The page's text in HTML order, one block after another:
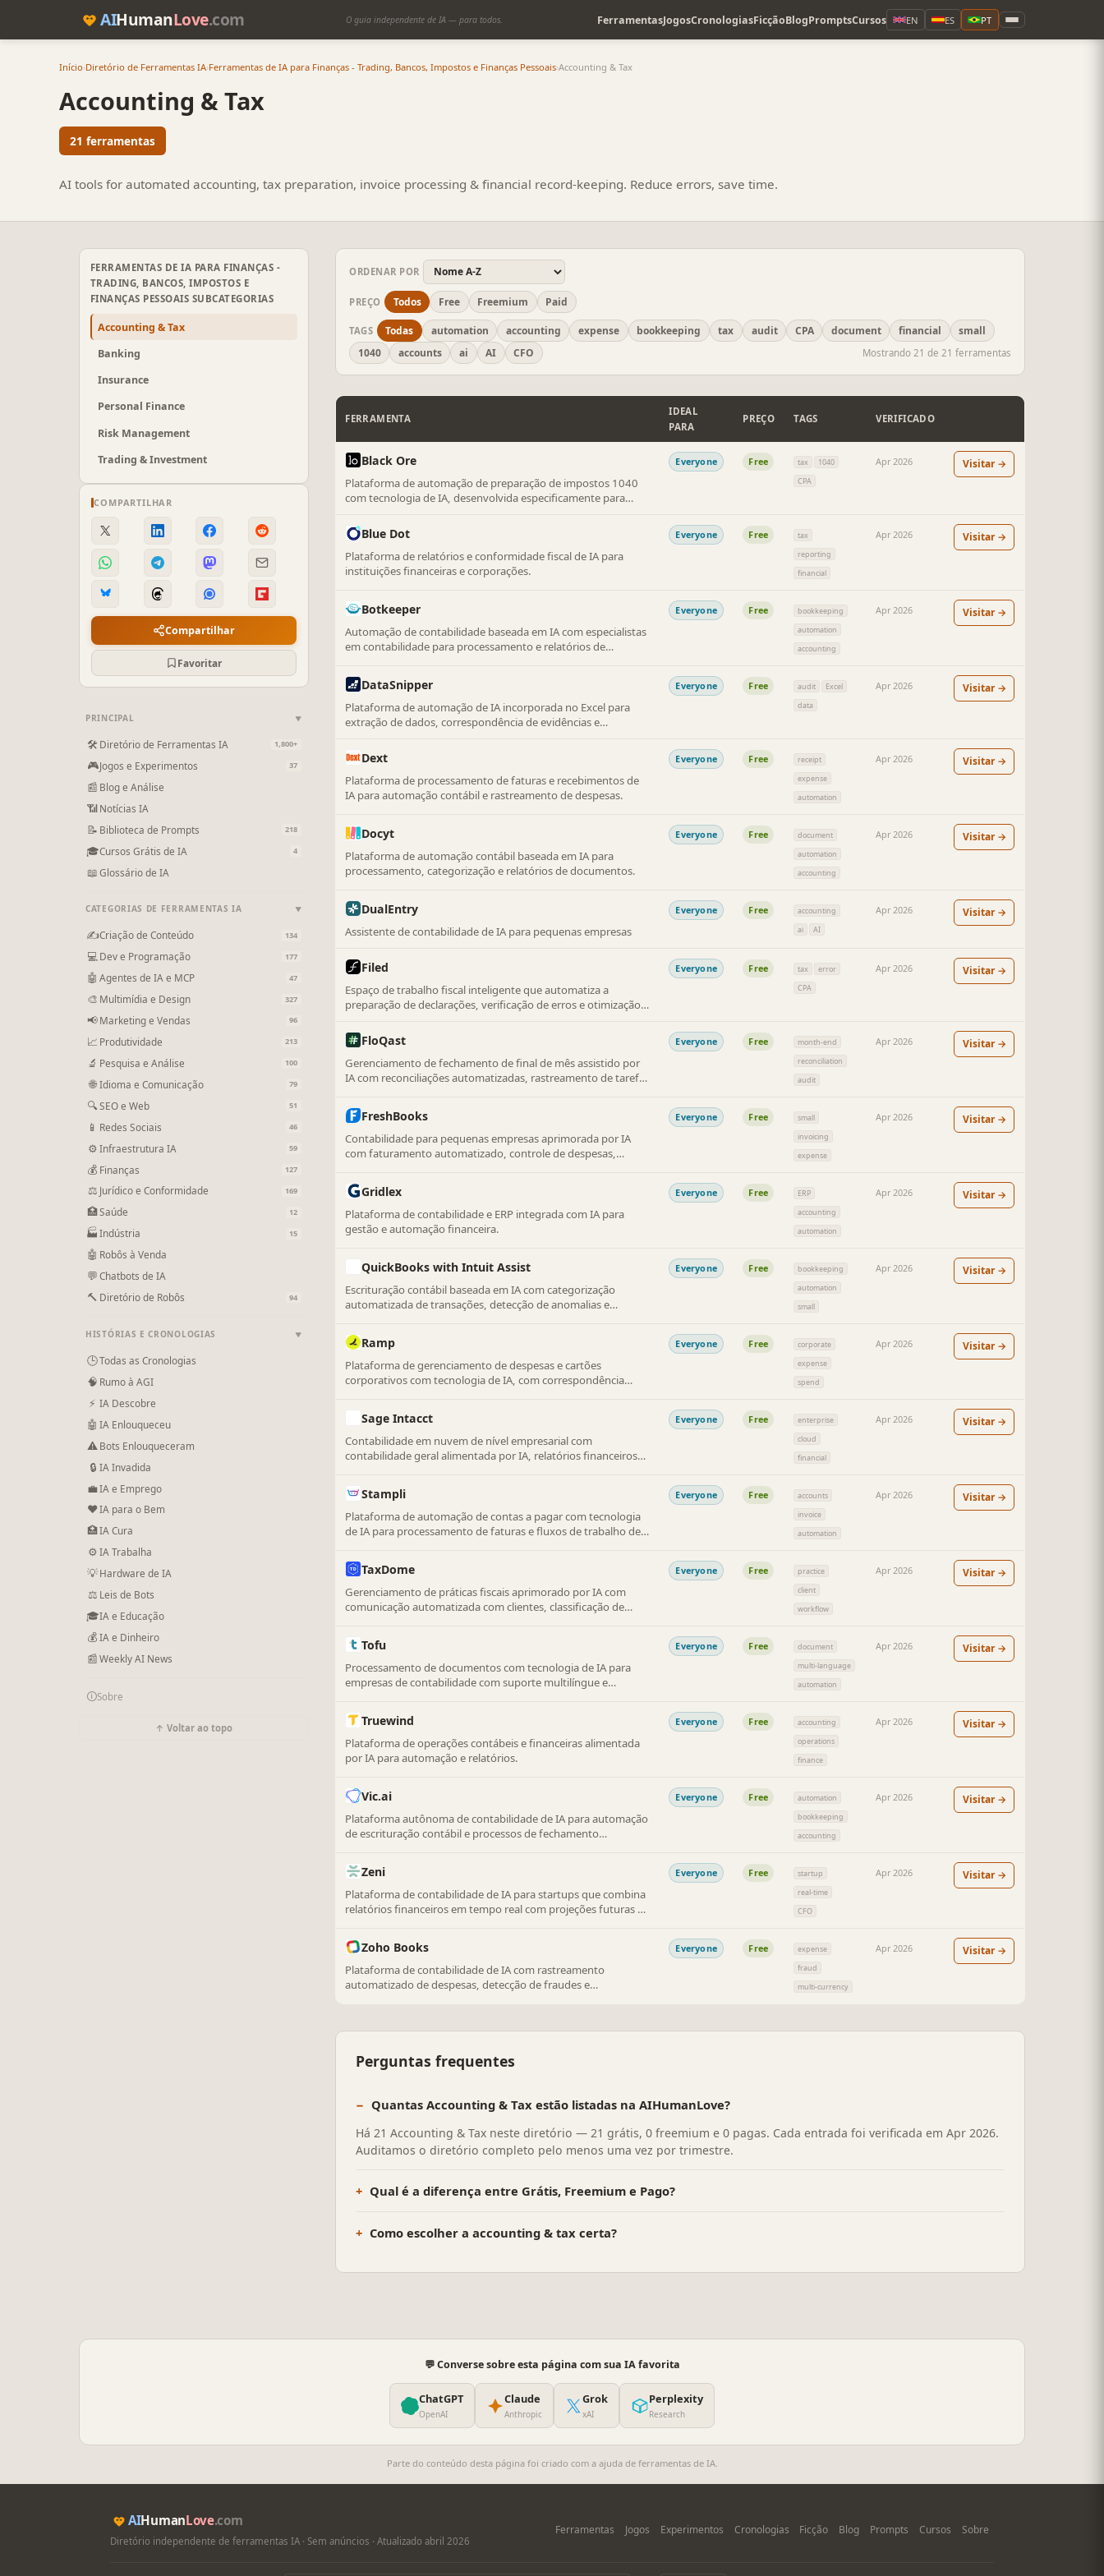
AIHumanLove.com O guia independente de IA — para todos. FerramentasJogosCronologiasFicçãoBlogPromptsCursos EN ES PT
Início›Diretório de Ferramentas IA›Ferramentas de IA para Finanças - Trading, Bancos, Impostos e Finanças Pessoais›Accounting & Tax
Accounting & Tax
21 ferramentas
AI tools for automated accounting, tax preparation, invoice processing & financial record-keeping. Reduce errors, save time.
FERRAMENTAS DE IA PARA FINANÇAS -
TRADING, BANCOS, IMPOSTOS E
FINANÇAS PESSOAIS SUBCATEGORIAS
Accounting & Tax
Banking
Insurance
Personal Finance
Risk Management
Trading & Investment
COMPARTILHAR
Compartilhar
Favoritar
PRINCIPAL ▼
🛠 Diretório de Ferramentas IA 1,800+
🎮Jogos e Experimentos 37
📰 Blog e Análise
📶Notícias IA
📝 Biblioteca de Prompts 218
🎓Cursos Grátis de IA 4
📖Glossário de IA
CATEGORIAS DE FERRAMENTAS IA ▼
✍Criação de Conteúdo 134
💻Dev e Programação 177
🤖 Agentes de IA e MCP 47
🎨 Multimídia e Design 327
📢Marketing e Vendas 96
📈 Produtividade 213
🔬 Pesquisa e Análise 100
🌐 Idioma e Comunicação 79
🔍SEO e Web 51
📱 Redes Sociais 46
⚙Infraestrutura IA 59
💰 Finanças 127
⚖ Jurídico e Conformidade 169
🏥Saúde 12
🏭Indústria 15
🤖 Robôs à Venda
💬Chatbots de IA
🔨 Diretório de Robôs 94
HISTÓRIAS E CRONOLOGIAS ▼
🕒Todas as Cronologias
🧠 Rumo à AGI
⚡ IA Descobre
🤖 IA Enlouqueceu
⚠Bots Enlouqueceram
🔒 IA Invadida
💼IA e Emprego
❤IA para o Bem
🏥IA Cura
⚙IA Trabalha
💡Hardware de IA
⚖️ Leis de Bots
🎓IA e Educação
💰IA e Dinheiro
📰Weekly AI News
🛈Sobre
↑ Voltar ao topo
ORDENAR POR
PREÇO Todos Free Freemium Paid
TAGS Todas automation accounting expense bookkeeping tax audit CPA document financial
small
1040
accounts ai AI CFO Mostrando 21 de 21 ferramentas
FERRAMENTA
IDEAL
PARA
PREÇO TAGS VERIFICADO
Black Ore
Plataforma de automação de preparação de impostos 1040
com tecnologia de IA, desenvolvida especificamente para
Everyone Free tax
1040
CPA
Apr 2026 Visitar →
Blue Dot
Plataforma de relatórios e conformidade fiscal de IA para
instituições financeiras e corporações.
Everyone Free
tax
reporting
financial
Apr 2026 Visitar →
Botkeeper
Automação de contabilidade baseada em IA com especialistas
em contabilidade para processamento e relatórios de
Everyone Free
bookkeeping
automation
accounting
Apr 2026 Visitar →
DataSnipper
Plataforma de automação de IA incorporada no Excel para
extração de dados, correspondência de evidências e
Everyone Free audit
Excel
data
Apr 2026 Visitar →
Dext
Plataforma de processamento de faturas e recebimentos de
IA para automação contábil e rastreamento de despesas.
Everyone Free
receipt
expense
automation
Apr 2026 Visitar →
Docyt
Plataforma de automação contábil baseada em IA para
processamento, categorização e relatórios de documentos.
Everyone Free
document
automation
accounting
Apr 2026 Visitar →
DualEntry
Assistente de contabilidade de IA para pequenas empresas
Everyone Free
accounting
ai
AI
Apr 2026 Visitar →
Filed
Espaço de trabalho fiscal inteligente que automatiza a
preparação de declarações, verificação de erros e otimização
Everyone Free tax
error
CPA
Apr 2026 Visitar →
FloQast
Gerenciamento de fechamento de final de mês assistido por
IA com reconciliações automatizadas, rastreamento de tarefas
Everyone Free
month-end
reconciliation
audit
Apr 2026 Visitar →
FreshBooks
Contabilidade para pequenas empresas aprimorada por IA
com faturamento automatizado, controle de despesas,
Everyone Free
small
invoicing
expense
Apr 2026 Visitar →
Gridlex
Plataforma de contabilidade e ERP integrada com IA para
gestão e automação financeira.
Everyone Free
ERP
accounting
automation
Apr 2026 Visitar →
QuickBooks with Intuit Assist
Escrituração contábil baseada em IA com categorização
automatizada de transações, detecção de anomalias e
Everyone Free
bookkeeping
automation
small
Apr 2026 Visitar →
Ramp
Plataforma de gerenciamento de despesas e cartões
corporativos com tecnologia de IA, com correspondência
Everyone Free
corporate
expense
spend
Apr 2026 Visitar →
Sage Intacct
Contabilidade em nuvem de nível empresarial com
contabilidade geral alimentada por IA, relatórios financeiros
Everyone Free
enterprise
cloud
financial
Apr 2026 Visitar →
Stampli
Plataforma de automação de contas a pagar com tecnologia
de IA para processamento de faturas e fluxos de trabalho de
Everyone Free
accounts
invoice
automation
Apr 2026 Visitar →
TaxDome
Gerenciamento de práticas fiscais aprimorado por IA com
comunicação automatizada com clientes, classificação de
Everyone Free
practice
client
workflow
Apr 2026 Visitar →
Tofu
Processamento de documentos com tecnologia de IA para
empresas de contabilidade com suporte multilíngue e
Everyone Free
document
multi-language
automation
Apr 2026 Visitar →
Truewind
Plataforma de operações contábeis e financeiras alimentada
por IA para automação e relatórios.
Everyone Free
accounting
operations
finance
Apr 2026 Visitar →
Vic.ai
Plataforma autônoma de contabilidade de IA para automação
de escrituração contábil e processos de fechamento
Everyone Free
automation
bookkeeping
accounting
Apr 2026 Visitar →
Zeni
Plataforma de contabilidade de IA para startups que combina
relatórios financeiros em tempo real com projeções futuras e
Everyone Free
startup
real-time
CFO
Apr 2026 Visitar →
Zoho Books
Plataforma de contabilidade de IA com rastreamento
automatizado de despesas, detecção de fraudes e
Everyone Free
expense
fraud
multi-currency
Apr 2026 Visitar →
Perguntas frequentes
Quantas Accounting & Tax estão listadas na AIHumanLove?
Há 21 Accounting & Tax neste diretório — 21 grátis, 0 freemium e 0 pagas. Cada entrada foi verificada em Apr 2026.
Auditamos o diretório completo pelo menos uma vez por trimestre.
Qual é a diferença entre Grátis, Freemium e Pago?
Como escolher a accounting & tax certa?
💬 Converse sobre esta página com sua IA favorita
ChatGPT
OpenAI
Claude
Anthropic
Grok
xAI
Perplexity
Research
Parte do conteúdo desta página foi criado com a ajuda de ferramentas de IA.
AIHumanLove.com
Diretório independente de ferramentas IA · Sem anúncios · Atualizado abril 2026
Ferramentas Jogos Experimentos Cronologias Ficção Blog Prompts Cursos Sobre